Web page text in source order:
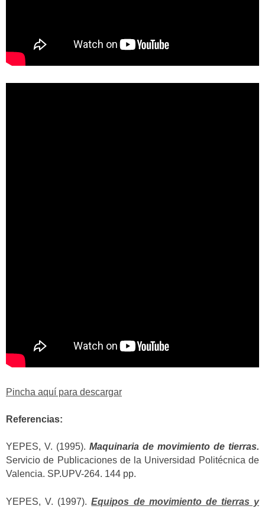
Pincha aquí para descargar
Referencias:
YEPES, V. (1995). Maquinaria de movimiento de tierras.
Servicio de Publicaciones de la Universidad Politécnica de
Valencia. SP.UPV-264. 144 pp.
YEPES, V. (1997).Equipos de movimiento de tierras y